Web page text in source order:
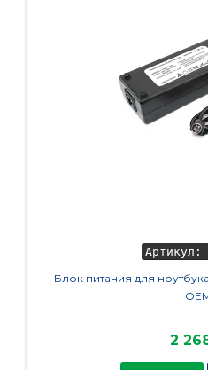
Артикул:
Блок питания для ноутбука
2